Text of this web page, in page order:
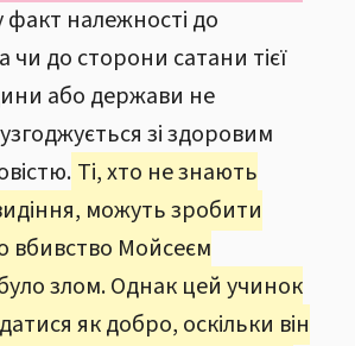
факт належності до
чи до сторони сатани тієї
або держави не
зі здоровим
Ті, хто не знають
можуть зробити
вбивство Мойсеєм
злом. Однак цей учинок
як добро, оскільки він